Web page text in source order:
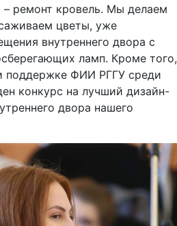
– ремонт кровель. Мы делаем
цветы, уже
внутреннего двора с
ламп. Кроме того,
поддержке ФИИ РГГУ среди
конкурс на лучший дизайн-
двора нашего